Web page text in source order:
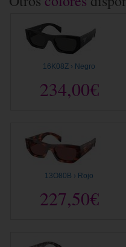
16K08Z › Negro
234,00€
13O80B › Rojo
227,50€